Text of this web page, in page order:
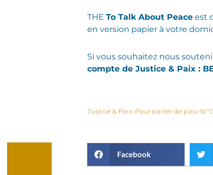
THE To Talk About Peace est
en version papier à votre
Si vous souhaitez nous
compte de Justice & Paix :
Justice & Paix-Pour parler de paix-
Facebook